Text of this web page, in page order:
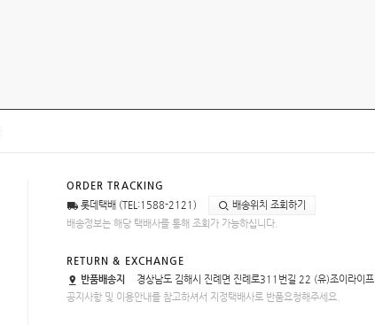
ORDER TRACKING
롯데택배 (TEL:1588-2121)
배송위치 조회하기
배송정보는 해당 택배사를 통해 조회가 가능하십니다.
RETURN & EXCHANGE
반품배송지
경상남도 김해시 진례면 진례로311번길 22 (유)조이라이프
공지사항 및 이용안내를 참고하셔서 지정택배사로 반품요청해주세요.